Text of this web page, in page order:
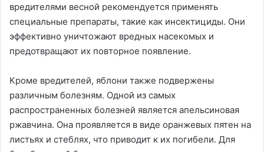
вредителями весной рекомендуется применять
специальные препараты, такие как инсектициды. Они
эффективно уничтожают вредных насекомых и
предотвращают их повторное появление.
Кроме вредителей, яблони также подвержены
различным болезням. Одной из самых
распространенных болезней является апельсиновая
ржавчина. Она проявляется в виде оранжевых пятен на
листьях и стеблях, что приводит к их погибели. Для